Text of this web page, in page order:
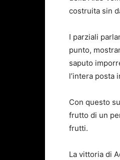
costruita sin
I parziali
punto,
saputo
l’intera posta
Con questo
frutto di un
frutti.
La vittoria di